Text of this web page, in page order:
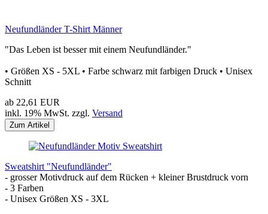
Neufundländer T-Shirt Männer
"Das Leben ist besser mit einem Neufundländer."
• Größen XS - 5XL • Farbe schwarz mit farbigen Druck • Unisex
Schnitt
ab 22,61 EUR
inkl. 19% MwSt. zzgl. Versand
Zum Artikel
Sweatshirt "Neufundländer"
- grosser Motivdruck auf dem Rücken + kleiner Brustdruck vorn
- 3 Farben
- Unisex Größen XS - 3XL